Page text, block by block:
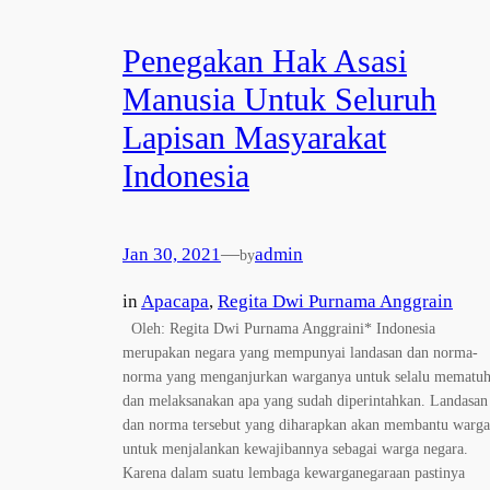
Penegakan Hak Asasi
Manusia Untuk Seluruh
Lapisan Masyarakat
Indonesia
Jan 30, 2021—byadmin
inApacapa, Regita Dwi Purnama Anggrain
Oleh: Regita Dwi Purnama Anggraini* Indonesia
merupakan negara yang mempunyai landasan dan norma-
norma yang menganjurkan warganya untuk selalu
dan melaksanakan apa yang sudah diperintahkan. Landasan
dan norma tersebut yang diharapkan akan membantu warga
untuk menjalankan kewajibannya sebagai warga negara.
Karena dalam suatu lembaga kewarganegaraan pastinya